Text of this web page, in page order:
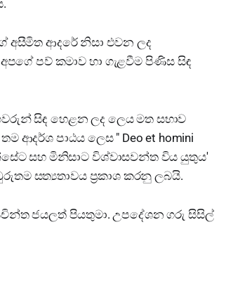
අසීමිත ආදරේ නිසා එවන ලද
පව් කමාව හා ගැළවීම පිණිස සිඳ
සිඳ හෙළන ලද ලෙය මත සභාව
පාඨය ලෙස " Deo et homini
සහ මිනිසාට විශ්වාසවන්ත විය යුතුය'
සත්‍යතාවය ප්‍රකාශ කරනු ලබයි.
ජයලත් පියතුමා. උපදේශන ගරු සිසිල්